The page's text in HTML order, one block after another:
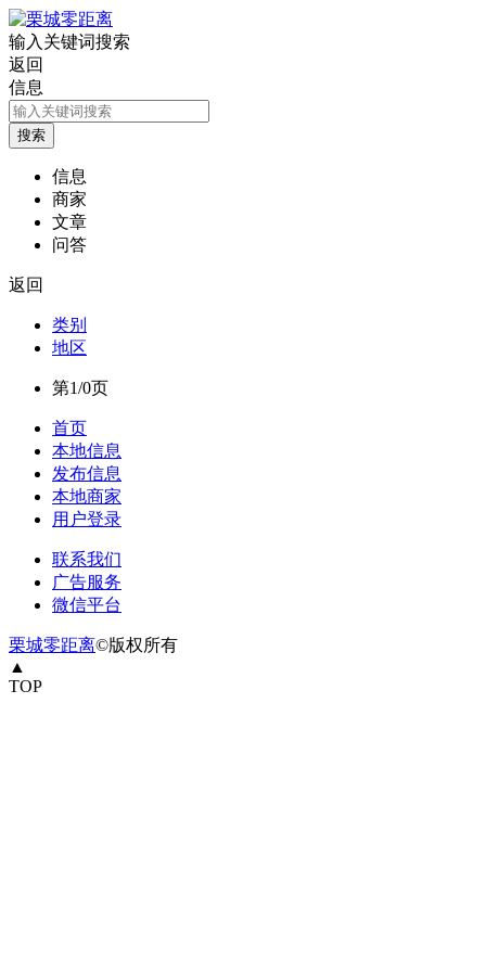
输入关键词搜索
返回
信息
信息
商家
文章
问答
返回
类别
地区
第1/0页
首页
本地信息
发布信息
本地商家
用户登录
联系我们
广告服务
微信平台
栗城零距离©版权所有
▲
TOP